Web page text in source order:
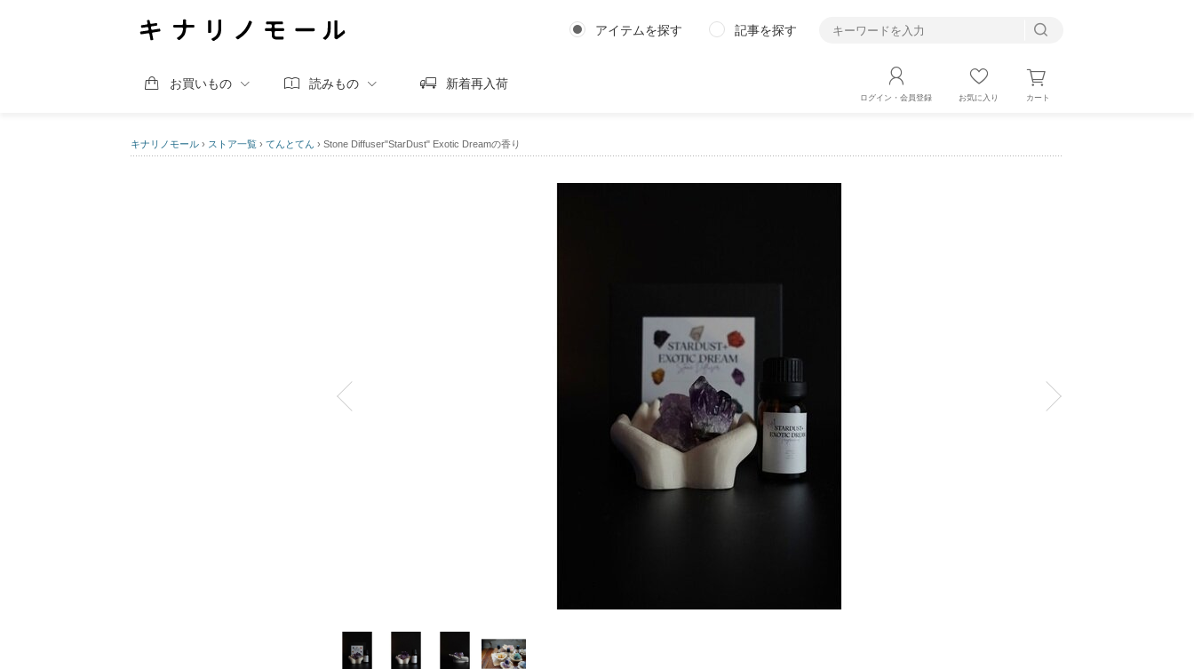
アイテムを探す 記事を探す
お買いもの 読みもの 新着再入荷
ログイン・会員登録 お気に入り カート
キナリノモール › ストア一覧 › てんとてん › Stone Diffuser"StarDust" Exotic Dreamの香り